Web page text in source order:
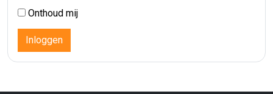
Onthoud mij